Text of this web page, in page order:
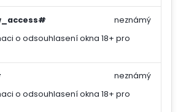
o odsouhlasení okna 18+ pro
neznámý
o odsouhlasení okna 18+ pro
neznámý